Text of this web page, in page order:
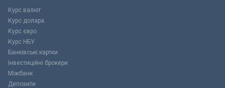
Курс валют
Курс долара
Курс євро
Курс НБУ
Банківські картки
Інвестиційні брокери
Міжбанк
Депозити